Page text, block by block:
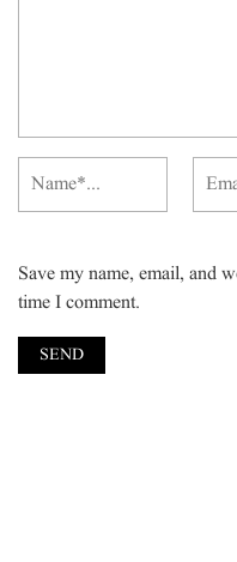
Save my name, email, and
time I comment.